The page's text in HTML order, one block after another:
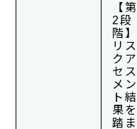
【第
2段
階】
リス
クア
セス
メン
ト結
果を
踏ま